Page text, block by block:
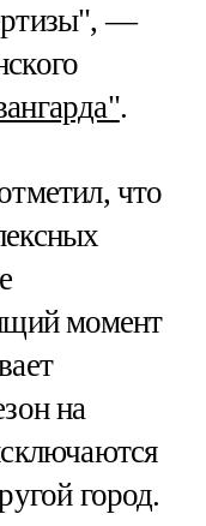
—
.
что
момент
на
город.